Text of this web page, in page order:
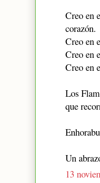
Creo en
corazón.
Creo en
Creo en
Creo en
Los
que
Un
13